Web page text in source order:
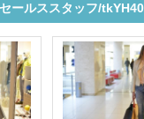
ールススタッフ/